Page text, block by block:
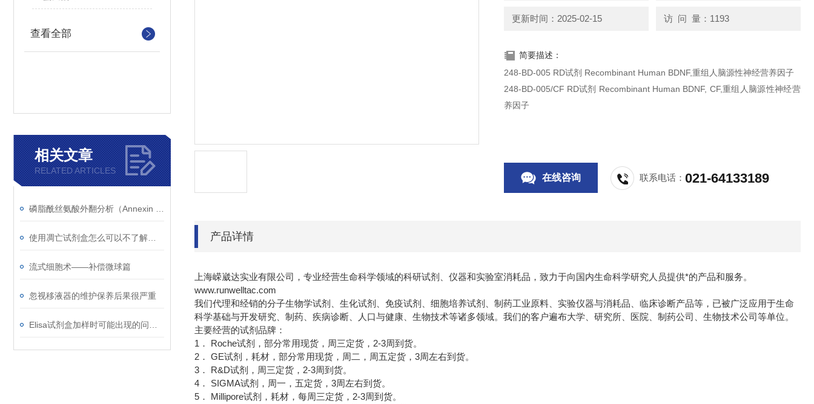
查看全部
相关文章
RELATED ARTICLES
流式细胞术——补偿微球篇
忽视移液器的维护保养后果很严重
更新时间：2025-02-15 访 问 量：1193
简要描述：
248-BD-005 RD试剂 Recombinant Human BDNF,重组人脑源性神经营养因子
248-BD-005/CF RD试剂 Recombinant Human BDNF, CF,重组人脑源性神经营
养因子
在线咨询 联系电话：021-64133189
产品详情
上海嵘崴达实业有限公司，专业经营生命科学领域的科研试剂、仪器和实验室消耗品，致力于向国内生命科学研究人员提供*的产品和服务。
www.runwelltac.com
我们代理和经销的分子生物学试剂、生化试剂、免疫试剂、细胞培养试剂、制药工业原料、实验仪器与消耗品、临床诊断产品等，已被广泛应用于生命
科学基础与开发研究、制药、疾病诊断、人口与健康、生物技术等诸多领域。我们的客户遍布大学、研究所、医院、制药公司、生物技术公司等单位。
主要经营的试剂品牌：
1． Roche试剂，部分常用现货，周三定货，2-3周到货。
2． GE试剂，耗材，部分常用现货，周二，周五定货，3周左右到货。
3． R&D试剂，周三定货，2-3周到货。
4． SIGMA试剂，周一，五定货，3周左右到货。
5． Millipore试剂，耗材，每周三定货，2-3周到货。